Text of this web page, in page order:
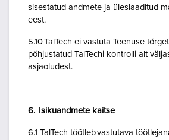
sisestatud andmete ja üleslaaditud
eest.
5.10 TalTech ei vastuta Teenuse
põhjustatud TalTechi kontrolli alt
asjaoludest.
6. Isikuandmete kaitse
6.1 TalTech töötleb vastutava